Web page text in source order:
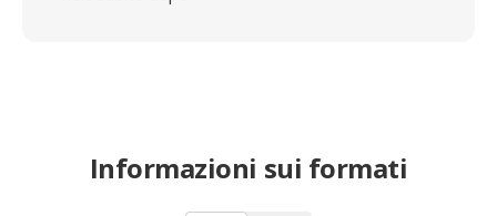
Informazioni sui formati